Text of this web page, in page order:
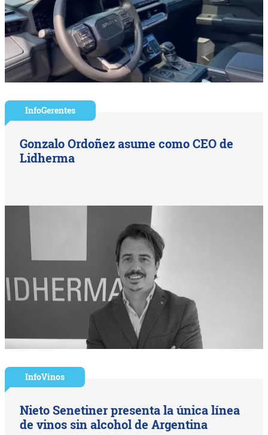
InfoGerentes
Gonzalo Ordoñez asume como CEO de
Lidherma
InfoVinos
Nieto Senetiner presenta la única línea
de vinos sin alcohol de Argentina